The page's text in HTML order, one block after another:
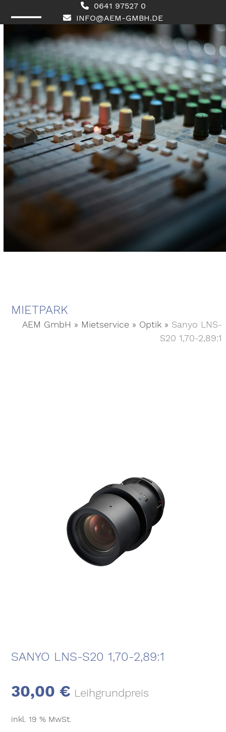
0641 97527 0
INFO@AEM-GMBH.DE
mobile
menu
mobile
menu
MIETPARK
AEM GmbH » Mietservice » Optik » Sanyo LNS-
S20 1,70-2,89:1
SANYO LNS-S20 1,70-2,89:1
30,00€ Leihgrundpreis
inkl. 19 % MwSt.